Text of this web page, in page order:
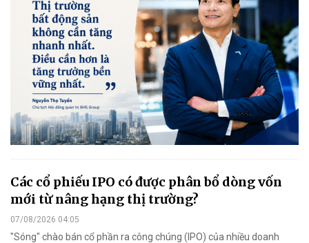
Các cổ phiếu IPO có được phân bổ dòng vốn
mới từ nâng hạng thị trường?
07/08/2026 04:05
"Sóng" chào bán cổ phần ra công chúng (IPO) của nhiều doanh